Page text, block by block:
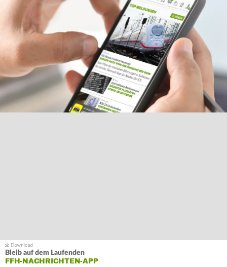
Bleib auf dem Laufenden
FFH-NACHRICHTEN-APP